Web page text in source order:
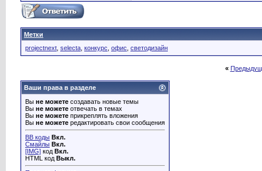
Метки
projectnext selecta конкурс офис светодизайн
«
Ваши права в разделе
Вы не можете создавать новые темы
Вы не можете отвечать в темах
Вы не можете прикреплять вложения
Вы не можете редактировать свои сообщения
BB коды Вкл.
Смайлы Вкл.
[IMG] код Вкл.
HTML код Выкл.